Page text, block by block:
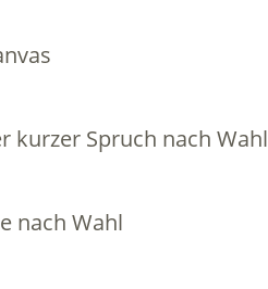
kurzer Spruch nach Wahl
nach Wahl